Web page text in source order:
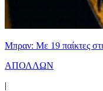
Μπραν: Με 19 παίκτες
ΑΠΟΛΛΩΝ
|